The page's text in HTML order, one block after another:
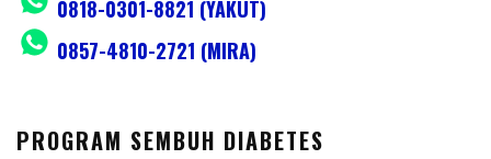
0818-0301-8821 (YAKUT)
0857-4810-2721 (MIRA)
PROGRAM SEMBUH DIABETES